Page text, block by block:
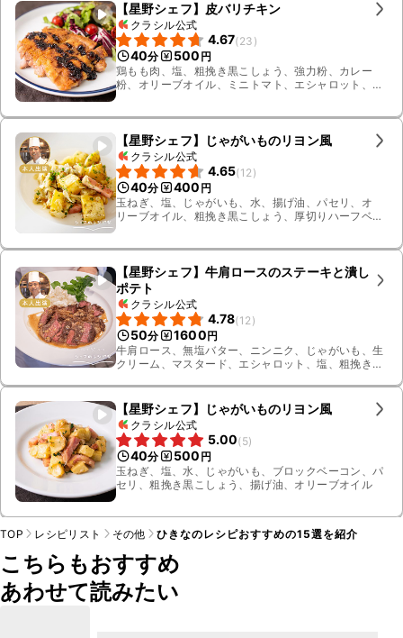
【星野シェフ】皮バリチキン
クラシル公式
4.67(23 )
40分 500 円
鶏もも肉、塩、粗挽き黒こしょう、強力粉、カレー
粉、オリーブオイル、ミニトマト、エシャロット、バ
【星野シェフ】じゃがいものリヨン風
クラシル公式
4.65(12 )
40分 400 円
玉ねぎ、塩、じゃがいも、水、揚げ油、パセリ、オ
リーブオイル、粗挽き黒こしょう、厚切りハーフベー
【星野シェフ】牛肩ロースのステーキと潰し
ポテト
クラシル公式
4.78(12 )
50分 1600円
牛肩ロース、無塩バター、ニンニク、じゃがいも、生
クリーム、マスタード、エシャロット、塩、粗挽き黒
しょう、水、ホースラディッシュ、液体フォンドボー
【星野シェフ】じゃがいものリヨン風
クラシル公式
5.00(5)
40分 500 円
玉ねぎ、塩、水、じゃがいも、ブロックベーコン、パ
セリ、粗挽き黒こしょう、揚げ油、オリーブオイル
TOP レシピリスト その他 ひきなのレシピおすすめの15選を紹介
こちらもおすすめ
あわせて読みたい